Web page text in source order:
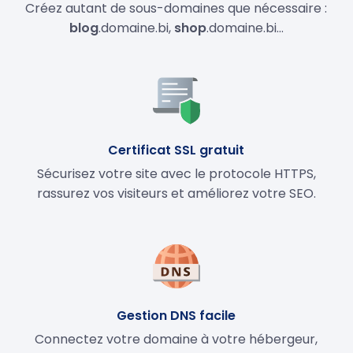
Créez autant de sous-domaines que nécessaire :
blog.domaine.bi, shop.domaine.bi…
Certificat SSL gratuit
Sécurisez votre site avec le protocole HTTPS,
rassurez vos visiteurs et améliorez votre SEO.
Gestion DNS facile
Connectez votre domaine à votre hébergeur,